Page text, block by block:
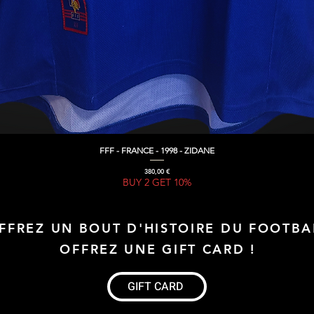
Aperçu rapide
FFF - FRANCE - 1998 - ZIDANE
Prix
380,00 €
BUY 2 GET 10%
UN BOUT D'HISTOIRE DU
OFFREZ UNE GIFT CARD !
GIFT CARD